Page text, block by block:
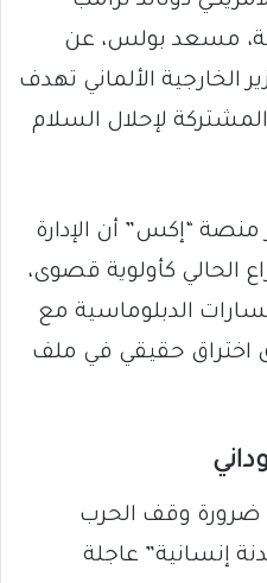
مسعد بولس، عن
الخارجية الألماني تهدف
لإحلال السلام
“إكس” أن الإدارة
الحالي كأولوية قصوى،
الدبلوماسية مع
اختراق حقيقي في ملف
وقف الحرب
إنسانية” عاجلة